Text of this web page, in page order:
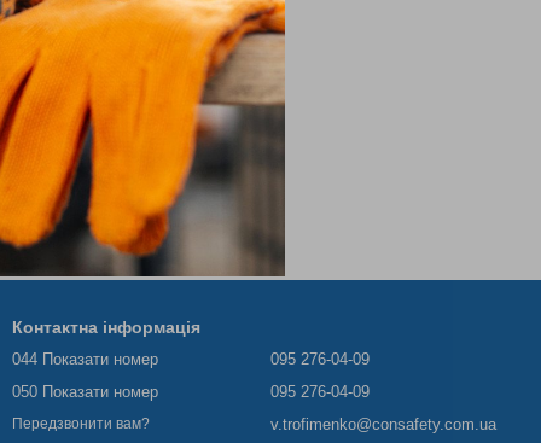
Контактна інформація
044 Показати номер
050 Показати номер
Передзвонити вам?
095 276-04-09
095 276-04-09
v.trofimenko@consafety.com.ua